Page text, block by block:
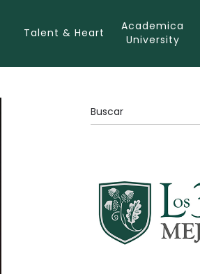
Talent & Heart
Academica
University